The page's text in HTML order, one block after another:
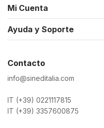
Mi Cuenta
Ayuda y Soporte
Contacto
info@sineditalia.com
IT (+39) 0221117815
IT (+39) 3357600875